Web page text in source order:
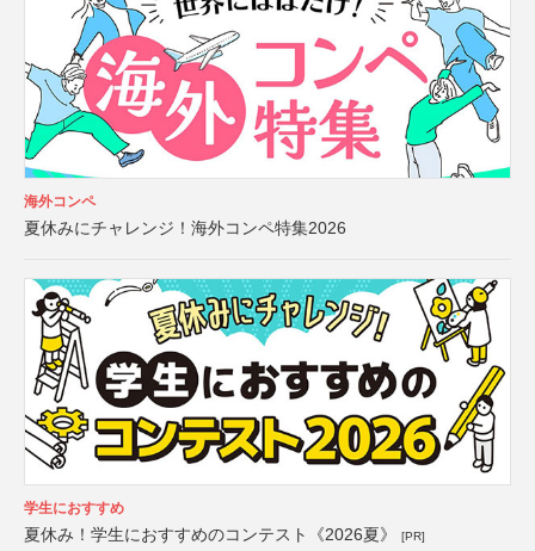
海外コンペ
夏休みにチャレンジ！海外コンペ特集2026
学生におすすめ
夏休み！学生におすすめのコンテスト《2026夏》 [PR]